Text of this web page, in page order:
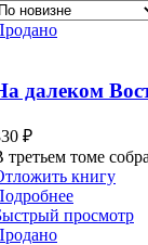
далеком
₽
третьем томе
книгу
просмотр